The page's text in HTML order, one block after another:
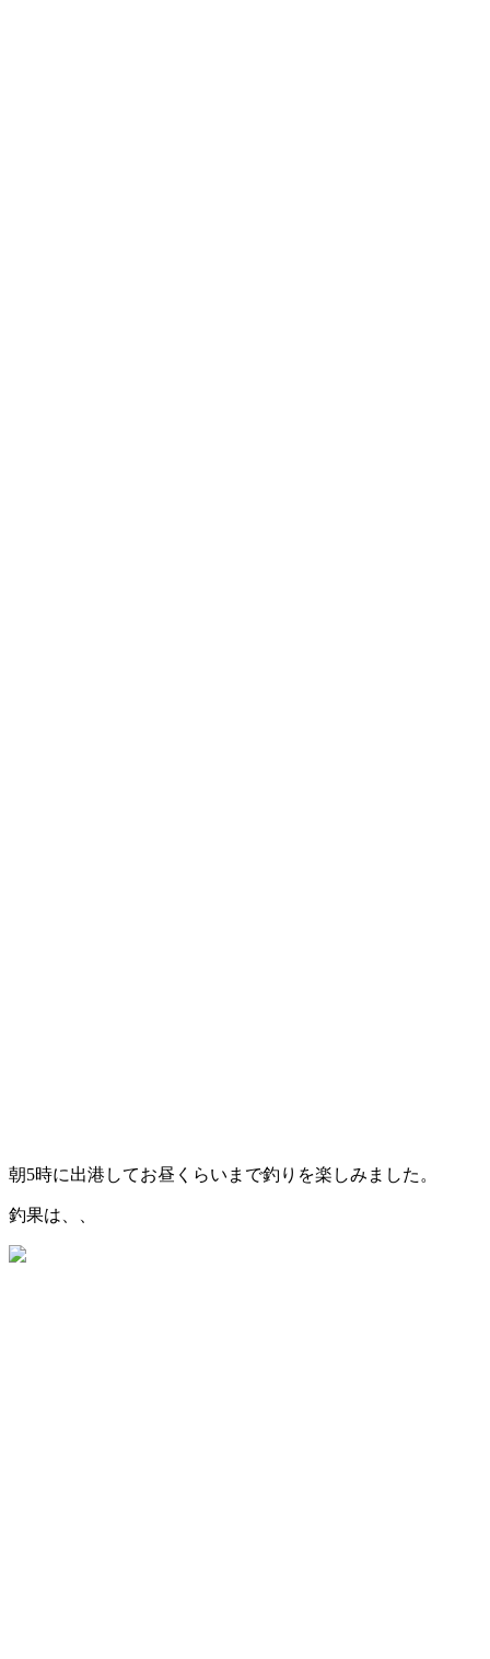
朝5時に出港してお昼くらいまで釣りを楽しみました。
釣果は、、